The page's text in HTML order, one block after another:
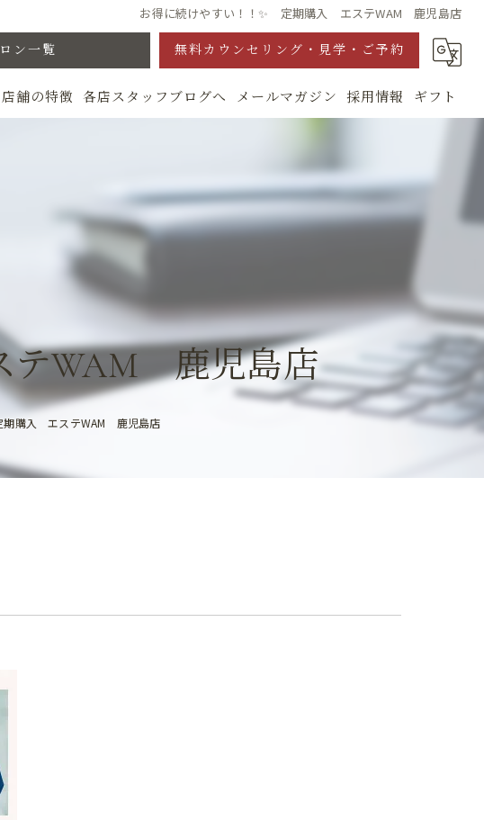
お得に続けやすい！！✨ 定期購入 エステWAM 鹿児島店
ン一覧 無料カウンセリング・見学・ご予約
店舗の特徴
スキンケア
各店スタッフブログへ メールマガジン 採用情報 ギフト
テWAM 鹿児島店
期購入 エステWAM 鹿児島店